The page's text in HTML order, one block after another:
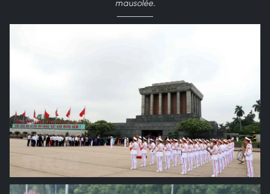
mausolée.